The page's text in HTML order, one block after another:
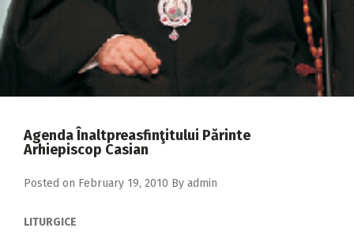
2009
Agenda Înaltpreasfinţitului Părinte
Arhiepiscop Casian
Posted on February 19, 2010 By admin
LITURGICE